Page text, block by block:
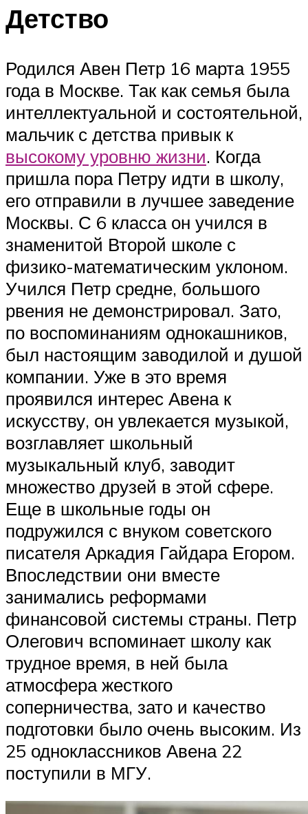
Детство
Родился Авен Петр 16 марта 1955
года в Москве. Так как семья была
интеллектуальной и состоятельной,
мальчик с детства привык к
высокому уровню жизни. Когда
пришла пора Петру идти в школу,
его отправили в лучшее заведение
Москвы. С 6 класса он учился в
знаменитой Второй школе с
физико-математическим уклоном.
Учился Петр средне, большого
рвения не демонстрировал. Зато,
по воспоминаниям однокашников,
был настоящим заводилой и душой
компании. Уже в это время
проявился интерес Авена к
искусству, он увлекается музыкой,
возглавляет школьный
музыкальный клуб, заводит
множество друзей в этой сфере.
Еще в школьные годы он
подружился с внуком советского
писателя Аркадия Гайдара Егором.
Впоследствии они вместе
занимались реформами
финансовой системы страны. Петр
Олегович вспоминает школу как
трудное время, в ней была
атмосфера жесткого
соперничества, зато и качество
подготовки было очень высоким. Из
25 одноклассников Авена 22
поступили в МГУ.